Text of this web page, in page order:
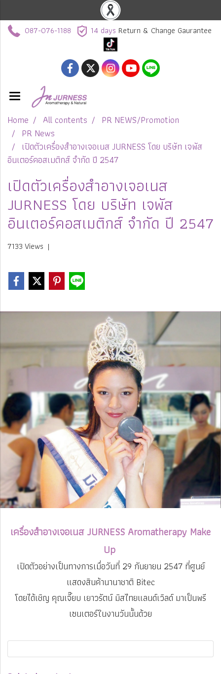
087-076-1188 14 days Return & Change Gaurantee
Home All contents
PR NEWS/Promotion
PR News
เปิดตัวเครื่องสำอางเจอเนส JURNESS โดย บริษัท เจพัส
อินเตอร์คอสเมติกส์ จำกัด ปี 2547
เปิดตัวเครื่องสำอางเจอเนส
JURNESS โดย บริษัท เจพัส
อินเตอร์คอสเมติกส์ จำกัด ปี 2547
7133 Views |
เครื่องสำอางเจอเนส JURNESS Aromatherapy Make
Up
เปิดตัวอย่างเป็นทางการเมื่อวันที่ 29 กันยายน 2547 ที่ศูนย์
แสดงสินค้านานาชาติ Bitec
โดยได้เชิญ คุณเจี๊ยบ เยาวรัตน์ มิสไทยแลนด์เวิลด์ มาเป็นพรี
เซนเตอร์ในงานวันนั้นด้วย